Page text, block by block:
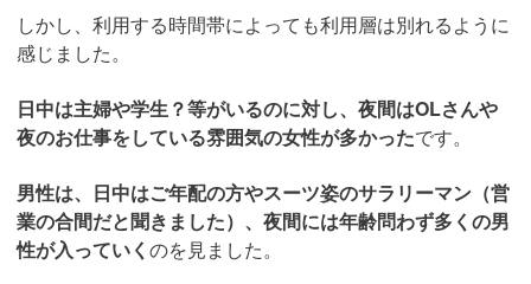
しかし、利用する時間帯によっても利用層は別れるように
感じました。
日中は主婦や学生？等がいるのに対し、夜間はOLさんや
夜のお仕事をしている雰囲気の女性が多かったです。
男性は、日中はご年配の方やスーツ姿のサラリーマン（営
業の合間だと聞きました）、夜間には年齢問わず多くの男
性が入っていく のを見ました。